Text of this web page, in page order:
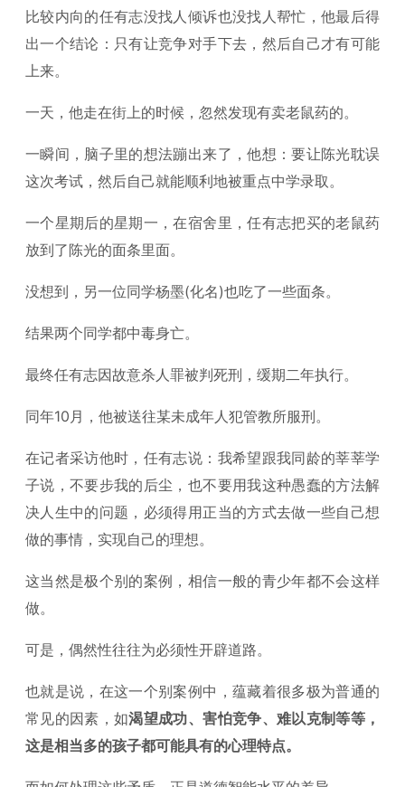
比较内向的任有志没找人倾诉也没找人帮忙，他最后得
出一个结论：只有让竞争对手下去，然后自己才有可能
上来。
一天，他走在街上的时候，忽然发现有卖老鼠药的。
一瞬间，脑子里的想法蹦出来了，他想：要让陈光耽误
这次考试，然后自己就能顺利地被重点中学录取。
一个星期后的星期一，在宿舍里，任有志把买的老鼠药
放到了陈光的面条里面。
没想到，另一位同学杨墨(化名)也吃了一些面条。
结果两个同学都中毒身亡。
最终任有志因故意杀人罪被判死刑，缓期二年执行。
同年10月，他被送往某未成年人犯管教所服刑。
在记者采访他时，任有志说：我希望跟我同龄的莘莘学
子说，不要步我的后尘，也不要用我这种愚蠢的方法解
决人生中的问题，必须得用正当的方式去做一些自己想
做的事情，实现自己的理想。
这当然是极个别的案例，相信一般的青少年都不会这样
做。
可是，偶然性往往为必须性开辟道路。
也就是说，在这一个别案例中，蕴藏着很多极为普通的
常见的因素，如渴望成功、害怕竞争、难以克制等等，
这是相当多的孩子都可能具有的心理特点。